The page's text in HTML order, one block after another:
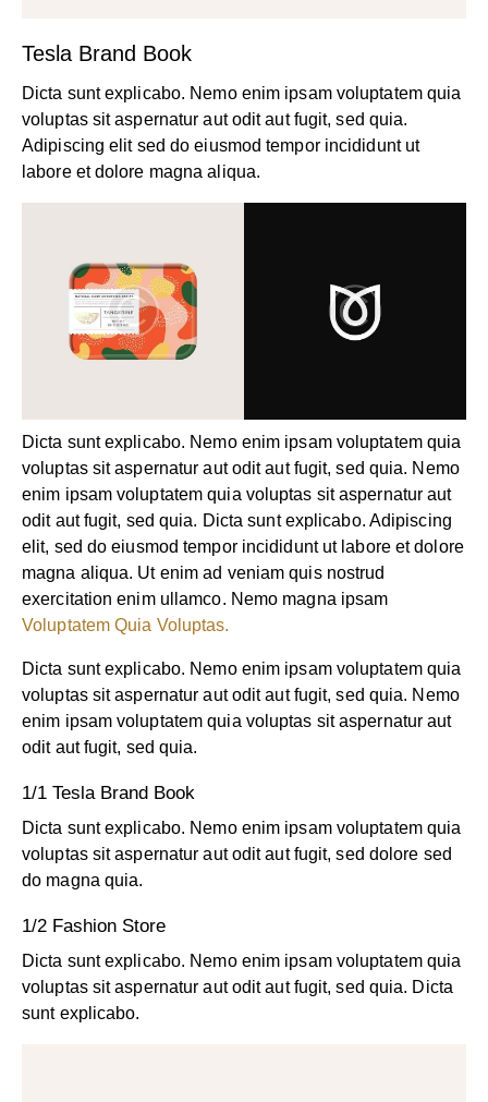
Tesla Brand Book
Dicta sunt explicabo. Nemo enim ipsam voluptatem quia
voluptas sit aspernatur aut odit aut fugit, sed quia.
Adipiscing elit sed do eiusmod tempor incididunt ut
labore et dolore magna aliqua.
Dicta sunt explicabo. Nemo enim ipsam voluptatem quia
voluptas sit aspernatur aut odit aut fugit, sed quia. Nemo
enim ipsam voluptatem quia voluptas sit aspernatur aut
odit aut fugit, sed quia. Dicta sunt explicabo. Adipiscing
elit, sed do eiusmod tempor incididunt ut labore et dolore
magna aliqua. Ut enim ad veniam quis nostrud
exercitation enim ullamco. Nemo magna ipsam
Voluptatem Quia Voluptas.
Dicta sunt explicabo. Nemo enim ipsam voluptatem quia
voluptas sit aspernatur aut odit aut fugit, sed quia. Nemo
enim ipsam voluptatem quia voluptas sit aspernatur aut
odit aut fugit, sed quia.
1/1 Tesla Brand Book
Dicta sunt explicabo. Nemo enim ipsam voluptatem quia
voluptas sit aspernatur aut odit aut fugit, sed dolore sed
do magna quia.
1/2 Fashion Store
Dicta sunt explicabo. Nemo enim ipsam voluptatem quia
voluptas sit aspernatur aut odit aut fugit, sed quia. Dicta
sunt explicabo.